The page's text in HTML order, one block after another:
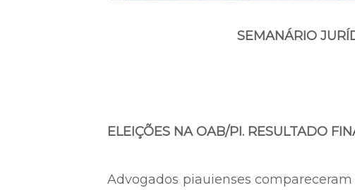
SEMANÁRIO
ELEIÇÕES NA OAB/PI. RESULTADO
Advogados piauienses